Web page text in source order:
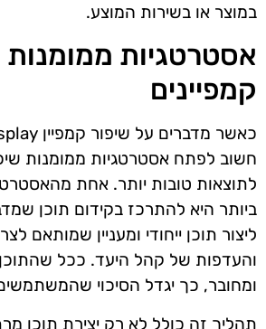
במוצר או בשירות המוצע.
אסטרטגיות ממומנות
קמפיינים
חשוב לפתח אסטרטגיות ממומנות
לתוצאות טובות יותר. אחת
ביותר היא להתרכז בקידום תוכן
ליצור תוכן ייחודי ומעניין שמותאם
והעדפות של קהל היעד. ככל שהתוכן
ומחובר, כך יגדל הסיכוי שהמשתמשים
תהליך זה כולל לא רק יצירת תוכן